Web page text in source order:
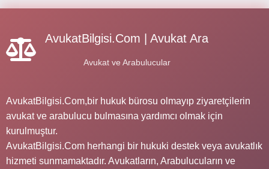
AvukatBilgisi.Com | Avukat Ara
Avukat ve Arabulucular
AvukatBilgisi.Com,bir hukuk bürosu olmayıp ziyaretçilerin
avukat ve arabulucu bulmasına yardımcı olmak için
kurulmuştur.
AvukatBilgisi.Com herhangi bir hukuki destek veya avukatlık
hizmeti sunmamaktadır. Avukatların, Arabulucuların ve